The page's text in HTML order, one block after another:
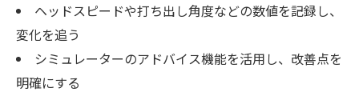
ヘッドスピードや打ち出し角度などの数値を記録し、
変化を追う
シミュレーターのアドバイス機能を活用し、改善点を
明確にする